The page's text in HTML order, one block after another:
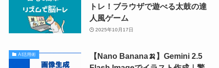
トレ！ブラウザで遊べる太鼓の達
人風ゲーム
2025年10月17日
AI活用術
【Nano Banana🍌】Gemini 2.5